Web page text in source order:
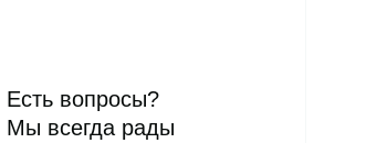
Есть вопросы?
Мы всегда рады